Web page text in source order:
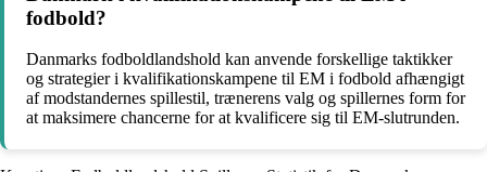
fodbold?
Danmarks fodboldlandshold kan anvende forskellige taktikker
og strategier i kvalifikationskampene til EM i fodbold afhængigt
af modstandernes spillestil, trænerens valg og spillernes form for
at maksimere chancerne for at kvalificere sig til EM-slutrunden.